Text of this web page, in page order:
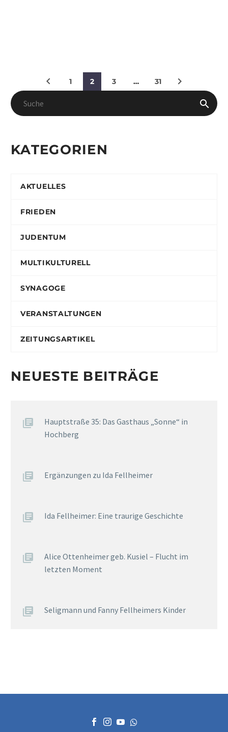
1 2 3 … 31
KATEGORIEN
AKTUELLES
FRIEDEN
JUDENTUM
MULTIKULTURELL
SYNAGOGE
VERANSTALTUNGEN
ZEITUNGSARTIKEL
NEUESTE BEITRÄGE
Hauptstraße 35: Das Gasthaus „Sonne“ in
Hochberg
Ergänzungen zu Ida Fellheimer
Ida Fellheimer: Eine traurige Geschichte
Alice Ottenheimer geb. Kusiel – Flucht im
letzten Moment
Seligmann und Fanny Fellheimers Kinder